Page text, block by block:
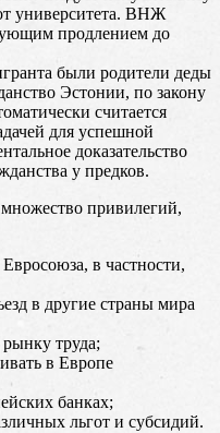
университета. ВНЖ
продлением до
были родители деды
Эстонии, по закону
считается
для успешной
доказательство
у предков.
привилегий,
в частности,
в другие страны мира
труда;
в Европе
банках;
льгот и субсидий.